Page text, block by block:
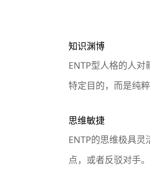
知识渊博
ENTP型人格的人
特定目的，而是纯
思维敏捷
ENTP的思维极具
点，或者反驳对手